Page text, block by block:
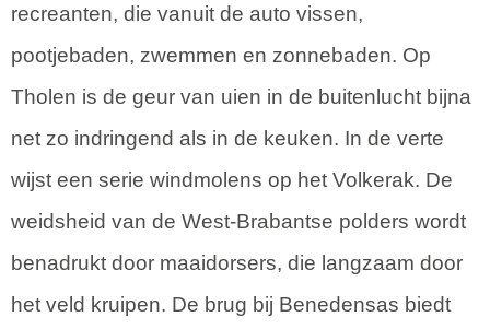
recreanten, die vanuit de auto vissen,
pootjebaden, zwemmen en zonnebaden. Op
Tholen is de geur van uien in de buitenlucht bijna
net zo indringend als in de keuken. In de verte
wijst een serie windmolens op het Volkerak. De
weidsheid van de West-Brabantse polders wordt
benadrukt door maaidorsers, die langzaam door
het veld kruipen. De brug bij Benedensas biedt